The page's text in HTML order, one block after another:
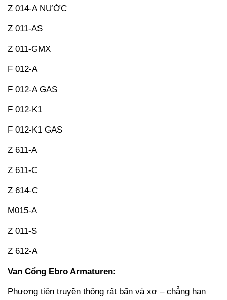
Z 014-A NƯỚC
Z 011-AS
Z 011-GMX
F 012-A
F 012-A GAS
F 012-K1
F 012-K1 GAS
Z 611-A
Z 611-C
Z 614-C
M015-A
Z 011-S
Z 612-A
Van Cổng Ebro Armaturen:
Phương tiện truyền thông rất bẩn và xơ – chẳng hạn